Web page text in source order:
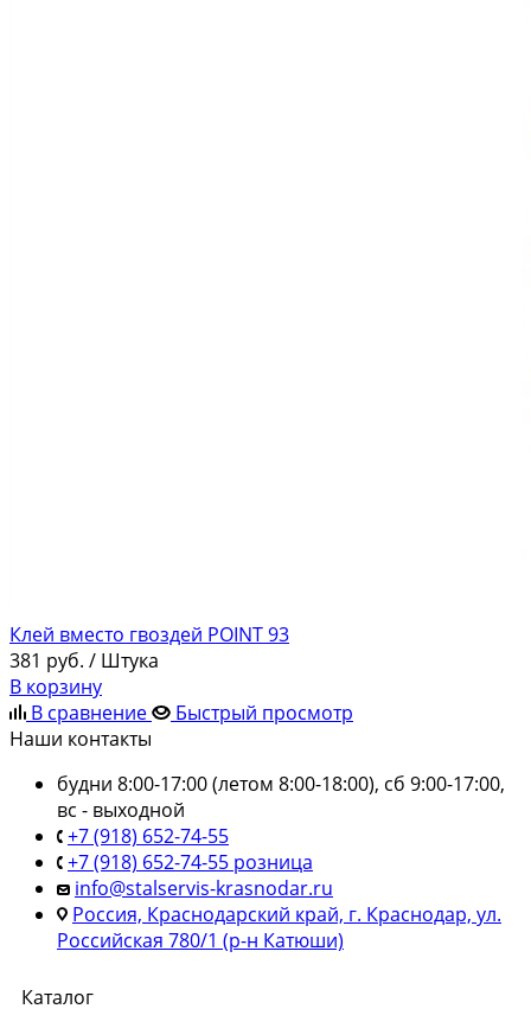
Клей вместо гвоздей POINT 93
381 руб. / Штука
В корзину
В сравнение
Быстрый просмотр
Наши контакты
будни 8:00-17:00 (летом 8:00-18:00), сб 9:00-17:00,
вс - выходной
+7 (918) 652-74-55
+7 (918) 652-74-55 розница
info@stalservis-krasnodar.ru
Россия, Краснодарский край, г. Краснодар, ул.
Российская 780/1 (р-н Катюши)
Каталог